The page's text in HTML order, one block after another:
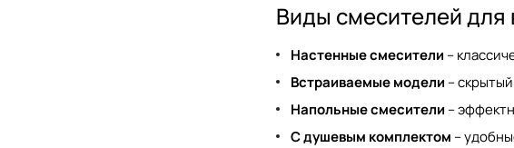
Виды смесителей для
Настенные смесители –
Встраиваемые модели –
Напольные смесители –
С душевым комплектом –